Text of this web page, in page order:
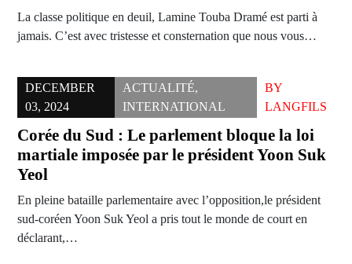
La classe politique en deuil, Lamine Touba Dramé est parti à
jamais. C’est avec tristesse et consternation que nous vous…
DECEMBER
03, 2024
ACTUALITÉ,
INTERNATIONAL
BY
LANGFILS
Corée du Sud : Le parlement bloque la loi
martiale imposée par le président Yoon Suk
Yeol
En pleine bataille parlementaire avec l’opposition,le président
sud-coréen Yoon Suk Yeol a pris tout le monde de court en
déclarant,…